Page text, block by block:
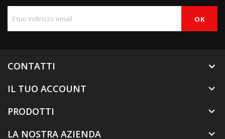
CONTATTI
IL TUO ACCOUNT

PRODOTTI 
LA NOSTRA AZIENDA 